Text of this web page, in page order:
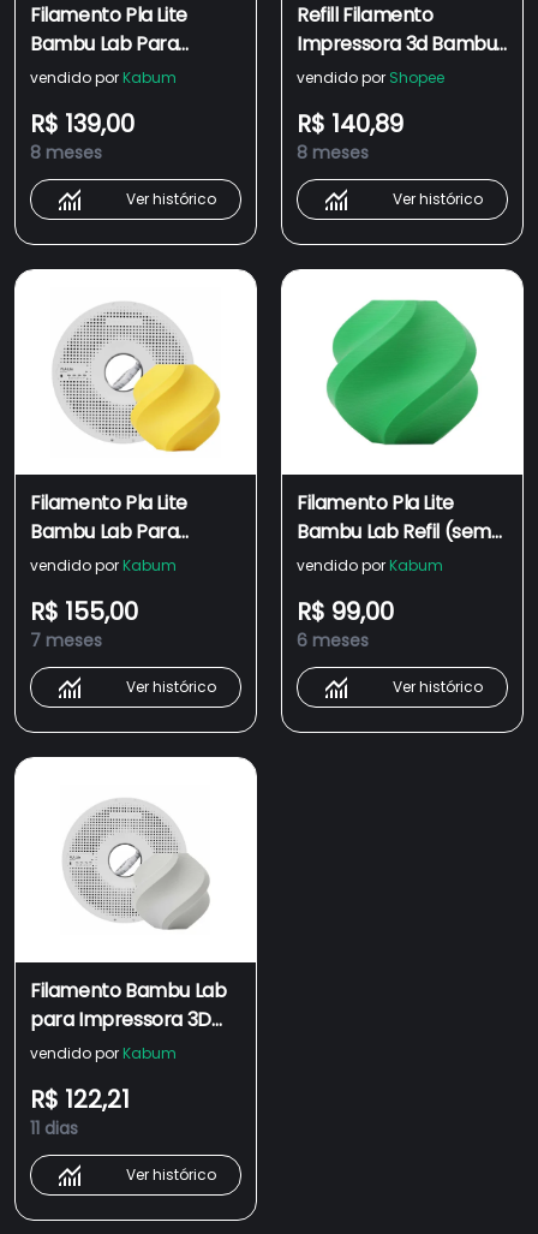
Filamento Pla Lite
Bambu Lab Para
Impressora 3d Ciano 1
vendido por Kabum
R$ 139,00
8 meses
Ver histórico
Refill Filamento
Impressora 3d Bambu
Lab Pla Lite 1kg Sem
vendido por Shopee
R$ 140,89
8 meses
Ver histórico
Filamento Pla Lite
Bambu Lab Para
Impressora 3d
vendido por Kabum
R$ 155,00
7 meses
Ver histórico
Filamento Pla Lite
Bambu Lab Refil (sem
Carretel) Para
Kg
vendido por Kabum
R$ 99,00
6 meses
Ver histórico
Filamento Bambu Lab
para Impressora 3D
PLA LITE, Com carretel
Cinza - A18-D0-1.75-
1000-SPL
vendido por Kabum
R$ 122,21
11 dias
Ver histórico